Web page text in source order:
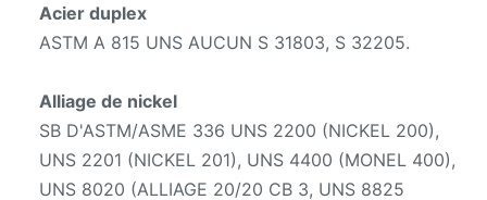
Acier duplex
ASTM A 815 UNS AUCUN S 31803, S 32205.
Alliage de nickel
SB D'ASTM/ASME 336 UNS 2200 (NICKEL 200),
UNS 2201 (NICKEL 201), UNS 4400 (MONEL 400),
UNS 8020 (ALLIAGE 20/20 CB 3, UNS 8825